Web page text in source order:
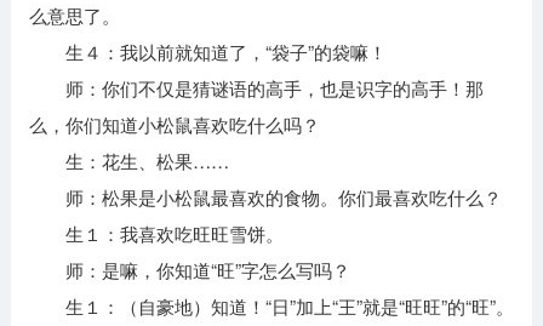
么意思了。
生４：我以前就知道了，“袋子”的袋嘛！
师：你们不仅是猜谜语的高手，也是识字的高手！那
么，你们知道小松鼠喜欢吃什么吗？
生：花生、松果……
师：松果是小松鼠最喜欢的食物。你们最喜欢吃什么？
生１：我喜欢吃旺旺雪饼。
师：是嘛，你知道“旺”字怎么写吗？
生１：（自豪地）知道！“日”加上“王”就是“旺旺”的“旺”。